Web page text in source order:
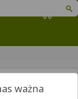
Koszyk
ważna